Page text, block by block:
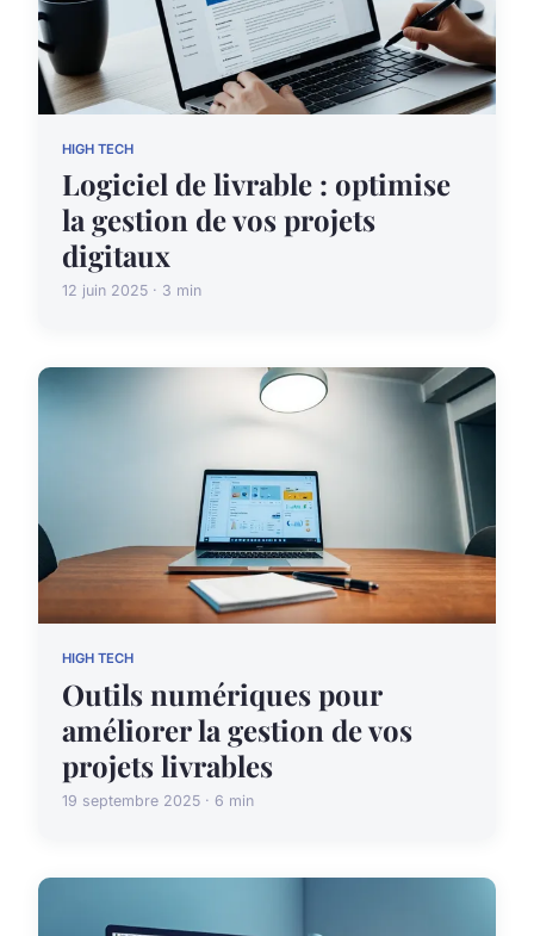
HIGH TECH
Logiciel de livrable : optimise
la gestion de vos projets
digitaux
12 juin 2025 · 3 min
HIGH TECH
Outils numériques pour
améliorer la gestion de vos
projets livrables
19 septembre 2025 · 6 min